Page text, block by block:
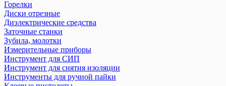
Горелки
Диски отрезные
Диэлектрические средства
Заточные станки
Зубила, молотки
Измерительные приборы
Инструмент для СИП
Инструмент для снятия изоляции
Инструменты для ручной пайки